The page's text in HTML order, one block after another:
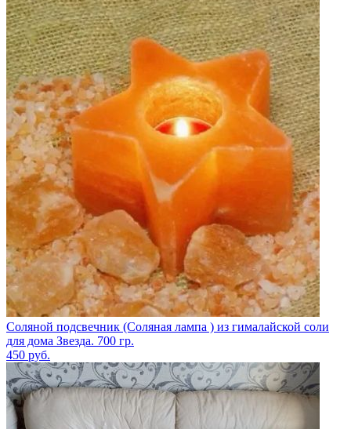
Соляной подсвечник (Соляная лампа ) из гималайской соли
для дома Звезда. 700 гр.
450 руб.